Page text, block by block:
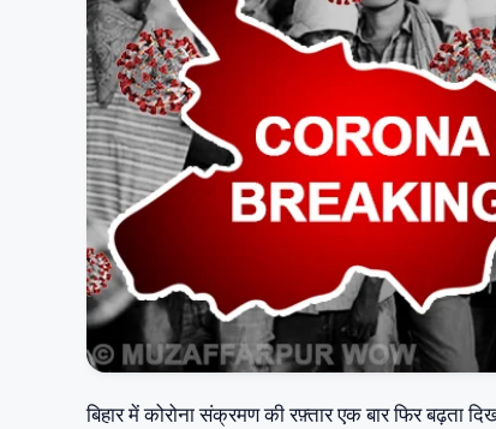
बिहार में कोरोना संक्रमण की रफ़्तार एक बार फिर बढ़ता